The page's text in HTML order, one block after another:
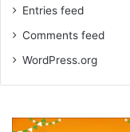
Entries feed
Comments feed
WordPress.org